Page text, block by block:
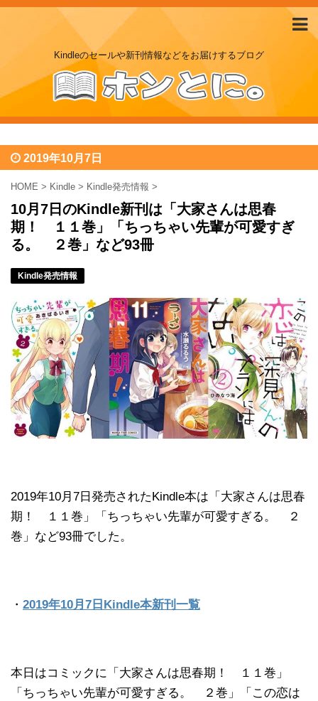
Kindleのセールや新刊情報などをお届けするブログ
2019年10月7日
HOME > Kindle > Kindle発売情報 >
10月7日のKindle新刊は「大家さんは思春
期！ １１巻」「ちっちゃい先輩が可愛すぎ
る。 ２巻」など93冊
Kindle発売情報
2019年10月7日発売されたKindle本は「大家さんは思春
期！ １１巻」「ちっちゃい先輩が可愛すぎる。 ２
巻」など93冊でした。
・ 2019年10月7日Kindle本新刊一覧
本日はコミックに「大家さんは思春期！ １１巻」
「ちっちゃい先輩が可愛すぎる。 ２巻」「この恋は